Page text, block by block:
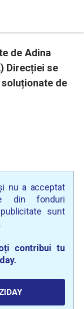
de Adina
Direcției se
de
nu a acceptat
din fonduri
sunt
contribui tu